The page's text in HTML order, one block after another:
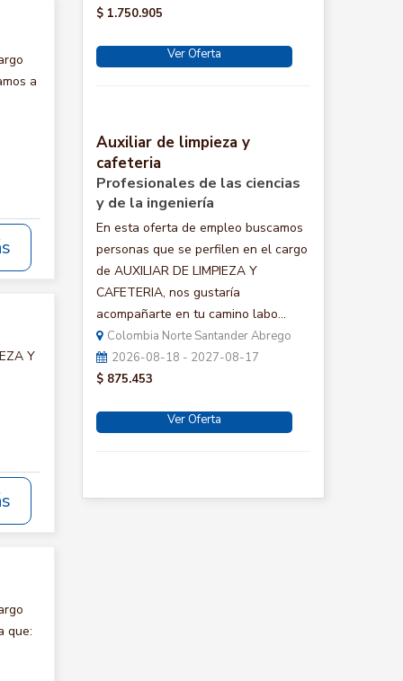
a
Y
que:
$ 1.750.905
Ver Oferta
Auxiliar de limpieza y
cafeteria
Profesionales de las ciencias
y de la ingeniería
En esta oferta de empleo buscamos
personas que se perfilen en el cargo
de AUXILIAR DE LIMPIEZA Y
CAFETERIA, nos gustaría
acompañarte en tu camino labo...
Colombia Norte Santander Abrego
2026-08-18 - 2027-08-17
$ 875.453
Ver Oferta